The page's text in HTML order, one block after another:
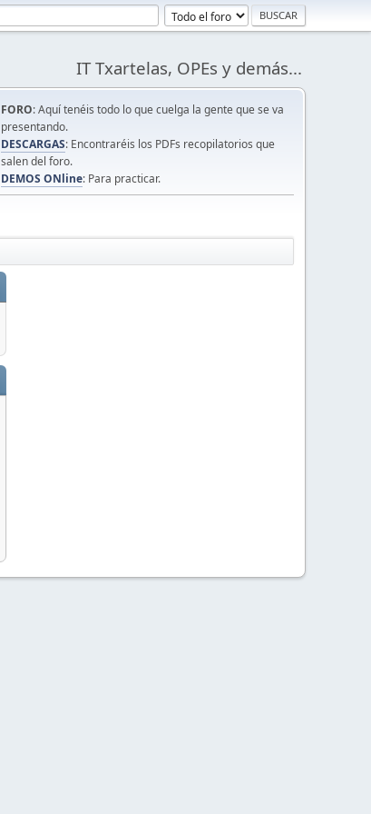
IT Txartelas, OPEs y demás...
FORO: Aquí tenéis todo lo que cuelga la gente que se va
presentando.
DESCARGAS: Encontraréis los PDFs recopilatorios que
salen del foro.
DEMOS ONline: Para practicar.